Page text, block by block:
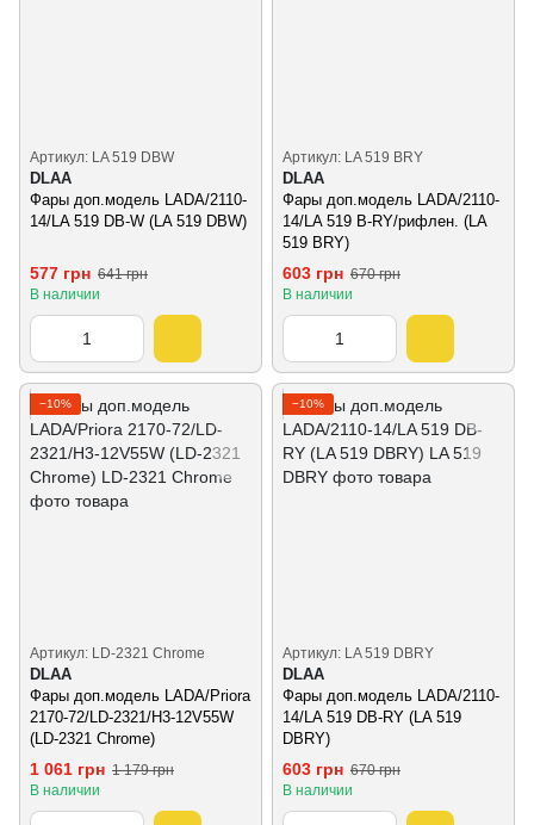
Артикул: LA 519 DBW
DLAA
Фары доп.модель LADA/2110-
14/LA 519 DB-W (LA 519 DBW)
577 грн 641 грн
В наличии
Артикул: LA 519 BRY
DLAA
Фары доп.модель LADA/2110-
14/LA 519 B-RY/рифлен. (LA
519 BRY)
603 грн 670 грн
В наличии
−10%
Артикул: LD-2321 Chrome
DLAA
Фары доп.модель LADA/Priora
2170-72/LD-2321/H3-12V55W
(LD-2321 Chrome)
1 061 грн 1 179 грн
В наличии
−10%
Артикул: LA 519 DBRY
DLAA
Фары доп.модель LADA/2110-
14/LA 519 DB-RY (LA 519
DBRY)
603 грн 670 грн
В наличии